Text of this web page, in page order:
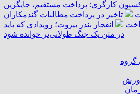
کارگری: پرداخت مستقیم، جایگزین
تاخیر در پرداخت مطالبات گندمکاران
انفجار بندر بیروت؛ رویدادی که باید
در متن یک جنگ طولانی‌تر خوانده شود
گروه